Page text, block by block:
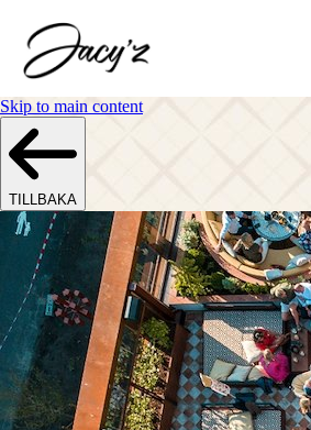
Skip to main content
TILLBAKA